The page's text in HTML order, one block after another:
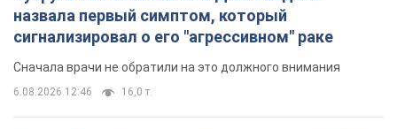
назвала первый симптом, который
сигнализировал о его "агрессивном" раке
Сначала врачи не обратили на это должного внимания
6.08.2026 12:46 16,0 т.